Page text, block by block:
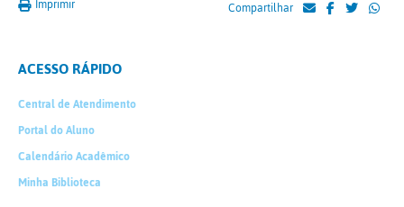
Imprimir Compartilhar
ACESSO RÁPIDO
Central de Atendimento
Portal do Aluno
Calendário Acadêmico
Minha Biblioteca